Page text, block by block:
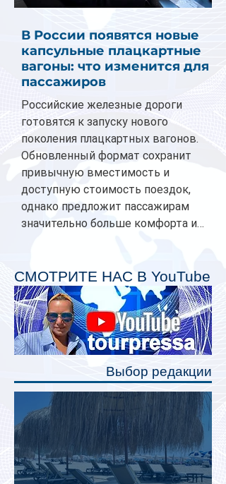
В России появятся новые
капсульные плацкартные
вагоны: что изменится для
пассажиров
Российские железные дороги
готовятся к запуску нового
поколения плацкартных вагонов.
Обновленный формат сохранит
привычную вместимость и
доступную стоимость поездок,
однако предложит пассажирам
значительно больше комфорта и
планируется начать в 2027 году.
Одним из главных нововведений
станут индивидуальные шторки у
каждого спального места. Они
позволят пассажирам закрыть свою
полку во время сна или отдыха,
СМОТРИТЕ НАС В YouTube
Выбор редакции